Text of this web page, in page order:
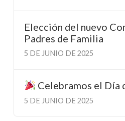
Elección del nuevo
Padres de Familia
5 DE JUNIO DE 2025
Celebramos el Día
5 DE JUNIO DE 2025